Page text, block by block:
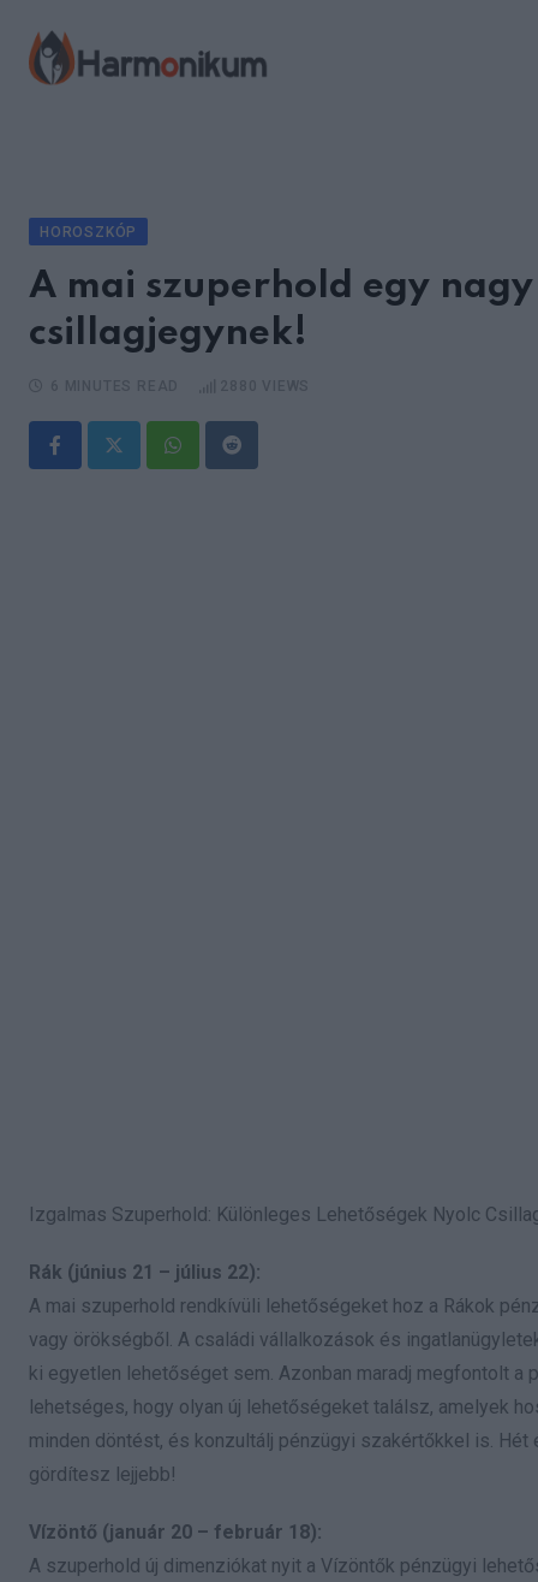
content
HOROSZKÓP
A mai szuperhold egy
csillagjegynek!
WhatsappReddit
Izgalmas Szuperhold: Különleges Lehetőségek Nyolc
Rák (június 21 – július 22):
A mai szuperhold rendkívüli lehetőségeket hoz a Rákok
vagy örökségből. A családi vállalkozások és
ki egyetlen lehetőséget sem. Azonban maradj megfontolt
lehetséges, hogy olyan új lehetőségeket találsz, amelyek
minden döntést, és konzultálj pénzügyi szakértőkkel is.
gördítesz lejjebb!
Vízöntő (január 20 – február 18):
A szuperhold új dimenziókat nyit a Vízöntők pénzügyi